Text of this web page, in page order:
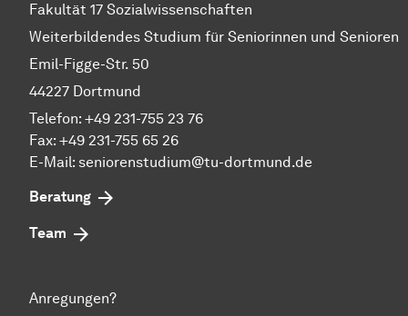
Fakultät 17 Sozialwissenschaften
Weiterbildendes Studium für Seniorinnen und Senioren
Emil-Figge-Str. 50
44227 Dortmund
Telefon: +49 231-755 23 76
Fax: +49 231-755 65 26
E-Mail: seniorenstudium@tu-dortmund.de
Beratung
Team
Anregungen?